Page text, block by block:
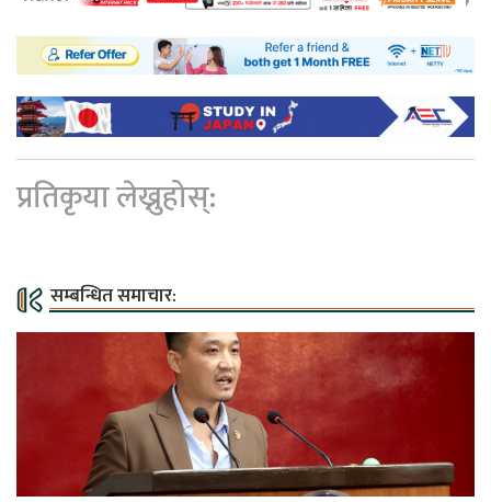
प्रतिकृया लेख्नुहोस्:
सम्बन्धित समाचार: